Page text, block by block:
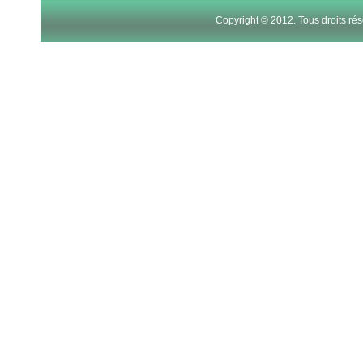
Copyright © 2012. Tous droits